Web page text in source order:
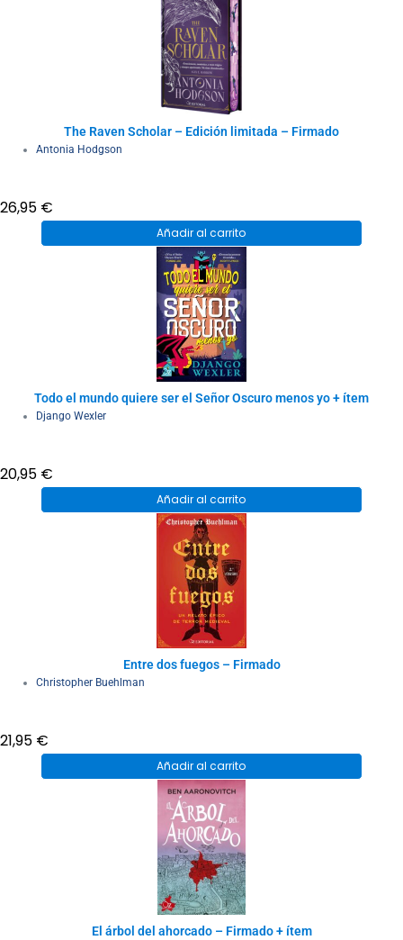
The Raven Scholar – Edición limitada – Firmado
Antonia Hodgson
26,95 €
Añadir al carrito
Todo el mundo quiere ser el Señor Oscuro menos yo + ítem
Django Wexler
20,95 €
Añadir al carrito
Entre dos fuegos – Firmado
Christopher Buehlman
21,95 €
Añadir al carrito
El árbol del ahorcado – Firmado + ítem